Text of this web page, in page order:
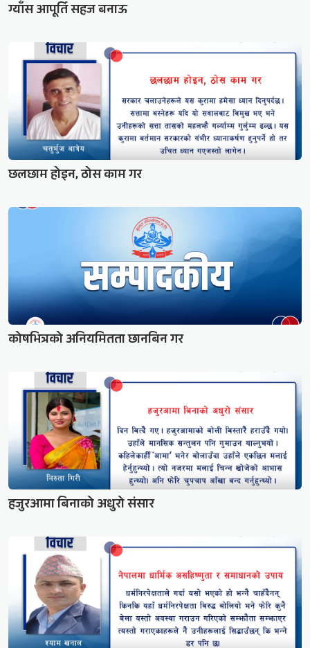
ग्याँस आपूर्ति सहज बनाऊ
छलछाम होइन, ठोस काम गर
कोषभित्रको अनियमितता छानबिन गर
हजुरआमा बिनाको अधुरो संसार